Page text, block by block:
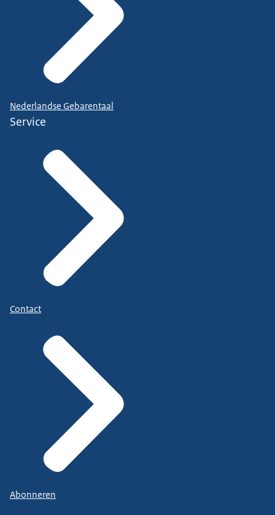
Nederlandse Gebarentaal
Service
Contact
Abonneren